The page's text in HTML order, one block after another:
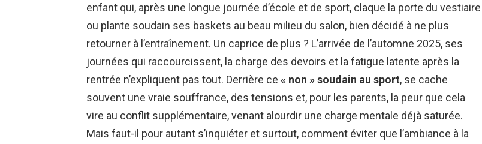
enfant qui, après une longue journée d’école et de sport, claque la porte du vestiaire
ou plante soudain ses baskets au beau milieu du salon, bien décidé à ne plus
retourner à l’entraînement. Un caprice de plus ? L’arrivée de l’automne 2025, ses
journées qui raccourcissent, la charge des devoirs et la fatigue latente après la
rentrée n’expliquent pas tout. Derrière ce « non » soudain au sport, se cache
souvent une vraie souffrance, des tensions et, pour les parents, la peur que cela
vire au conflit supplémentaire, venant alourdir une charge mentale déjà saturée.
Mais faut-il pour autant s’inquiéter et surtout, comment éviter que l’ambiance à la